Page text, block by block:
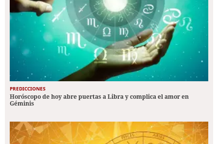
PREDICCIONES
Horóscopo de hoy abre puertas a Libra y complica el amor en
Géminis